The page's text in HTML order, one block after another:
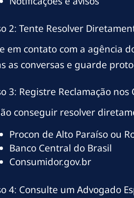
2: Tente Resolver
em contato com a agência
as conversas e guarde
3: Registre Reclamação nos
conseguir resolver
Procon de Alto Paraíso ou
Banco Central do Brasil
Consumidor.gov.br
4: Consulte um Advogado